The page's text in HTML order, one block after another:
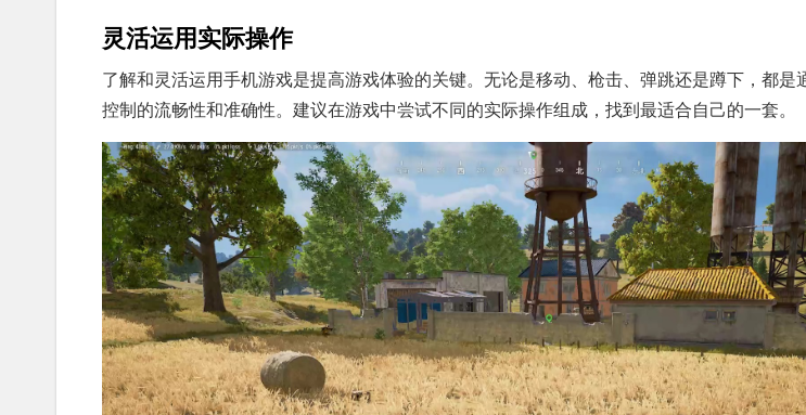
灵活运用实际操作
了解和灵活运用手机游戏是提高游戏体验的关键。无论是移动、枪击、弹跳还是蹲下，都是
控制的流畅性和准确性。建议在游戏中尝试不同的实际操作组成，找到最适合自己的一套。